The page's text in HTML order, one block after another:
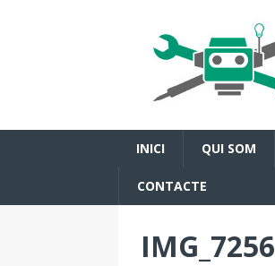
INICI QUI SOM
CONTACTE
IMG_7256